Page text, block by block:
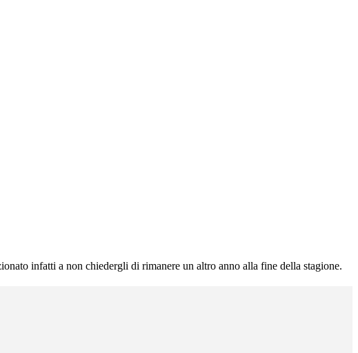
infatti a non chiedergli di rimanere un altro anno alla fine della stagione.